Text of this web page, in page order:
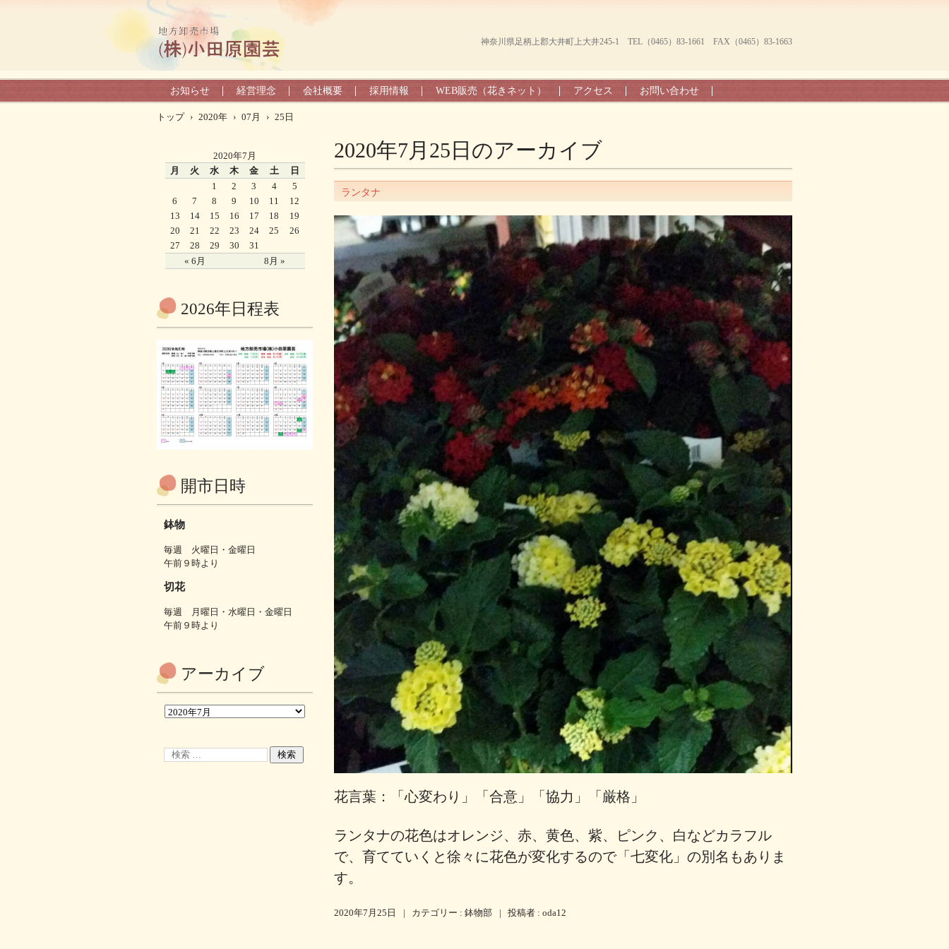
神奈川県足柄上郡大井町上大井245-1 TEL（0465）83-1661 FAX（0465）83-1663
お知らせ 経営理念 会社概要 採用情報 WEB販売（花きネット） アクセス お問い合わせ
トップ › 2020年 › 07月 › 25日
2020年7月25日 のアーカイブ
ランタナ
花言葉：「心変わり」「合意」「協力」「厳格」
ランタナの花色はオレンジ、赤、黄色、紫、ピンク、白などカラフル
で、育てていくと徐々に花色が変化するので「七変化」の別名もありま
す。
2020年7月25日 | カテゴリー : 鉢物部 | 投稿者 : oda12
2020年7月
月
火 水 木 金 土 日
« 6月 8月 »
1 2 3 4
5
6
7 8 9 10 11
12
13
14 15 16 17 18
19
20
21 22 23 24 25
26
27
28 29 30 31
2026年日程表
開市日時
鉢物
毎週 火曜日・金曜日
午前９時より
切花
毎週 月曜日・水曜日・金曜日
午前９時より
アーカイブ